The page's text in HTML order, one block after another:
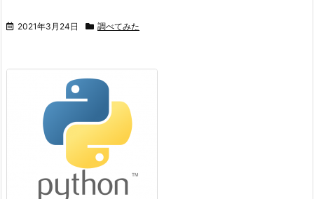
2021年3月24日 調べてみた